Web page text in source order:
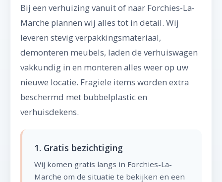
Bij een verhuizing vanuit of naar Forchies-La-
Marche plannen wij alles tot in detail. Wij
leveren stevig verpakkingsmateriaal,
demonteren meubels, laden de verhuiswagen
vakkundig in en monteren alles weer op uw
nieuwe locatie. Fragiele items worden extra
beschermd met bubbelplastic en
verhuisdekens.
1. Gratis bezichtiging
Wij komen gratis langs in Forchies-La-
Marche om de situatie te bekijken en een